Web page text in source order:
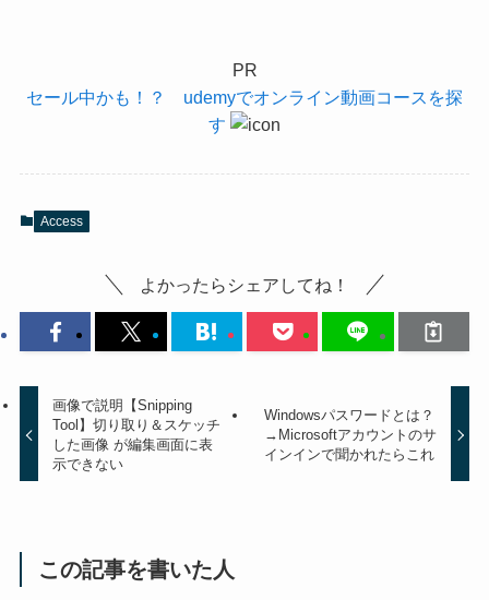
PR
セール中かも！？ udemyでオンライン動画コースを探
す
Access
よかったらシェアしてね！
画像で説明【Snipping
Tool】切り取り＆スケッチ
した画像 が編集画面に表
示できない
Windowsパスワードとは？
→Microsoftアカウントのサ
インインで聞かれたらこれ
この記事を書いた人